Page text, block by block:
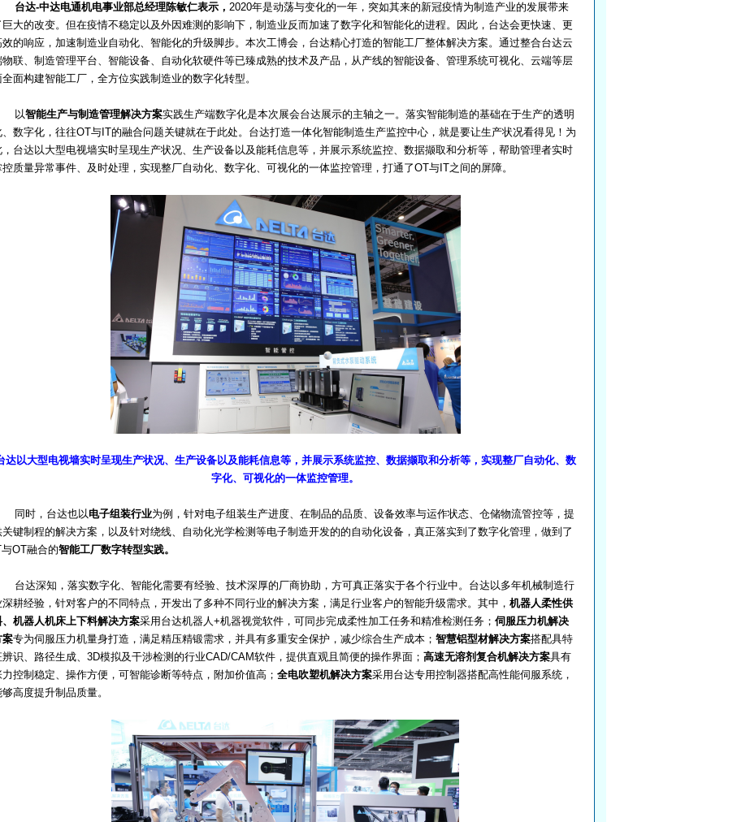
台达-中达电通机电事业部总经理陈敏仁表示， 2020年是动荡与变化的一年，突如其来的新冠疫情为制造产业的发展带来
巨大的改变。但在疫情不稳定以及外因难测的影响下，制造业反而加速了数字化和智能化的进程。因此，台达会更快速、更
效的响应，加速制造业自动化、智能化的升级脚步。本次工博会，台达精心打造的智能工厂整体解决方案。通过整合台达云
物联、制造管理平台、智能设备、自动化软硬件等已臻成熟的技术及产品，从产线的智能设备、管理系统可视化、云端等层
全面构建智能工厂，全方位实践制造业的数字化转型。
智能生产与制造管理解决方案实践生产端数字化是本次展会台达展示的主轴之一。落实智能制造的基础在于生产的透明
、数字化，往往OT与IT的融合问题关键就在于此处。台达打造一体化智能制造生产监控中心，就是要让生产状况看得见！为
，台达以大型电视墙实时呈现生产状况、生产设备以及能耗信息等，并展示系统监控、数据撷取和分析等，帮助管理者实时
控质量异常事件、及时处理，实现整厂自动化、数字化、可视化的一体监控管理，打通了OT与IT之间的屏障。
达以大型电视墙实时呈现生产状况、生产设备以及能耗信息等，并展示系统监控、数据撷取和分析等，实现整厂自动化、数
字化、可视化的一体监控管理。
时，台达也以电子组装行业为例，针对电子组装生产进度、在制品的品质、设备效率与运作状态、仓储物流管控等，提
关键制程的解决方案，以及针对绕线、自动化光学检测等电子制造开发的的自动化设备，真正落实到了数字化管理，做到了
与OT融合的智能工厂数字转型实践。
达深知，落实数字化、智能化需要有经验、技术深厚的厂商协助，方可真正落实于各个行业中。台达以多年机械制造行
深耕经验，针对客户的不同特点，开发出了多种不同行业的解决方案，满足行业客户的智能升级需求。其中， 机器人柔性供
、机器人机床上下料解决方案采用台达机器人+机器视觉软件，可同步完成柔性加工任务和精准检测任务； 伺服压力机解决
案专为伺服压力机量身打造，满足精压精锻需求，并具有多重安全保护，减少综合生产成本； 智慧铝型材解决方案搭配具特
辨识、路径生成、3D模拟及干涉检测的行业CAD/CAM软件，提供直观且简便的操作界面； 高速无溶剂复合机解决方案具有
力控制稳定、操作方便，可智能诊断等特点，附加价值高； 全电吹塑机解决方案采用台达专用控制器搭配高性能伺服系统，
够高度提升制品质量。